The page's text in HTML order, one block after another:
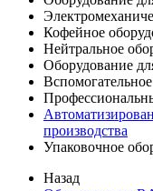
Кофейное
Нейтральное
Оборудование
производства
Упаковочное
Назад